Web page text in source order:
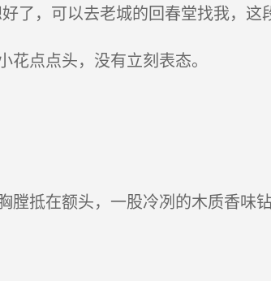
了，可以去老城的回春堂找我，这
点点头，没有立刻表态。
抵在额头，一股冷冽的木质香味